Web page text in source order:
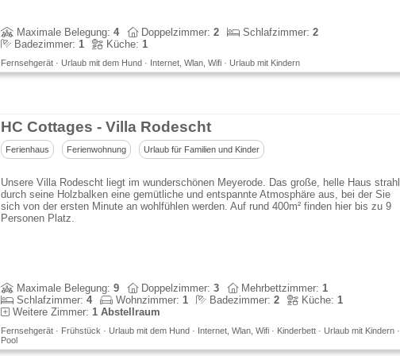
Maximale Belegung: 4 Doppelzimmer: 2 Schlafzimmer: 2
Badezimmer: 1 Küche: 1
Fernsehgerät · Urlaub mit dem Hund · Internet, Wlan, Wifi · Urlaub mit Kindern
HC Cottages - Villa Rodescht
Ferienhaus Ferienwohnung Urlaub für Familien und Kinder
Unsere Villa Rodescht liegt im wunderschönen Meyerode. Das große, helle Haus
durch seine Holzbalken eine gemütliche und entspannte Atmosphäre aus, bei der Sie
sich von der ersten Minute an wohlfühlen werden. Auf rund 400m² finden hier bis zu 9
Personen Platz.
Maximale Belegung: 9 Doppelzimmer: 3 Mehrbettzimmer: 1
Schlafzimmer: 4 Wohnzimmer: 1 Badezimmer: 2 Küche: 1
Weitere Zimmer: 1 Abstellraum
Fernsehgerät · Frühstück · Urlaub mit dem Hund · Internet, Wlan, Wifi · Kinderbett · Urlaub mit Kindern ·
Pool